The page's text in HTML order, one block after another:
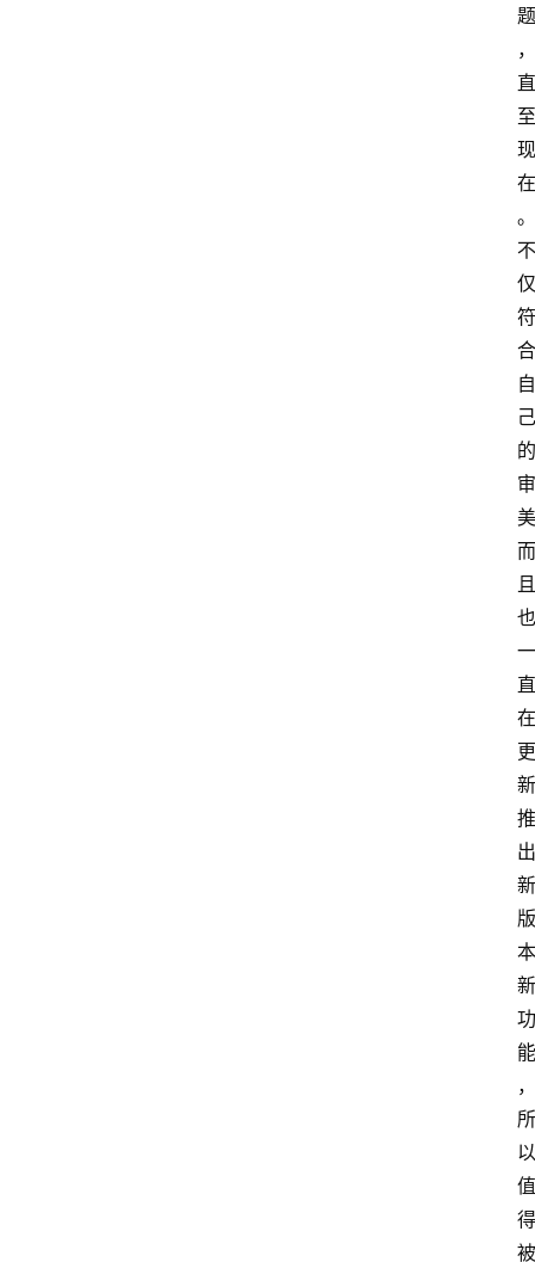
题
，
直
至
现
在
。
不
仅
符
合
自
己
的
审
美
而
且
也
一
直
在
更
新
推
出
新
版
本
新
功
能
，
所
以
值
得
被